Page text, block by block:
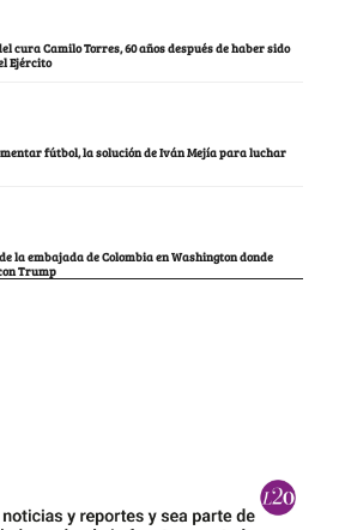
cura Camilo Torres, 60 años después de haber sido
Ejército
fútbol, la solución de Iván Mejía para luchar
la embajada de Colombia en Washington donde
Trump